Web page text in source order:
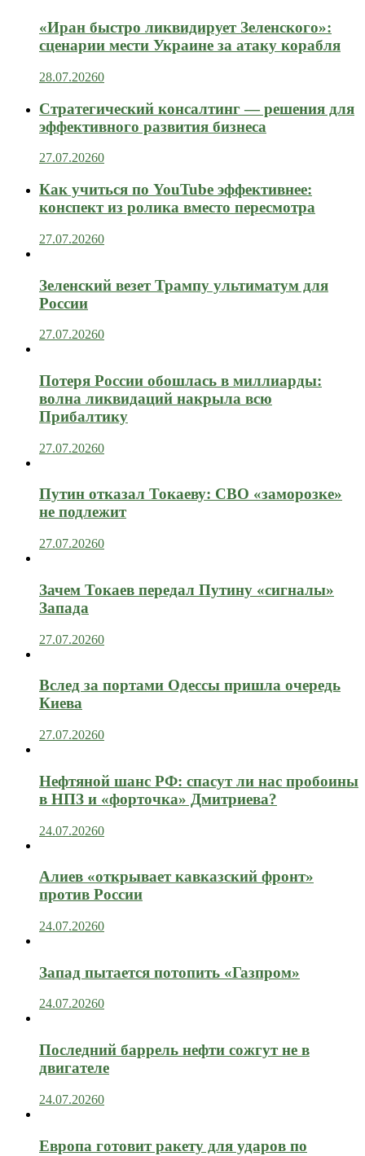
«Иран быстро ликвидирует Зеленского»:
сценарии мести Украине за атаку корабля
28.07.20260
Стратегический консалтинг — решения для
эффективного развития бизнеса
27.07.20260
Как учиться по YouTube эффективнее:
конспект из ролика вместо пересмотра
27.07.20260
Зеленский везет Трампу ультиматум для
России
27.07.20260
Потеря России обошлась в миллиарды:
волна ликвидаций накрыла всю
Прибалтику
27.07.20260
Путин отказал Токаеву: СВО «заморозке»
не подлежит
27.07.20260
Зачем Токаев передал Путину «сигналы»
Запада
27.07.20260
Вслед за портами Одессы пришла очередь
Киева
27.07.20260
Нефтяной шанс РФ: спасут ли нас пробоины
в НПЗ и «форточка» Дмитриева?
24.07.20260
Алиев «открывает кавказский фронт»
против России
24.07.20260
Запад пытается потопить «Газпром»
24.07.20260
Последний баррель нефти сожгут не в
двигателе
24.07.20260
Европа готовит ракету для ударов по